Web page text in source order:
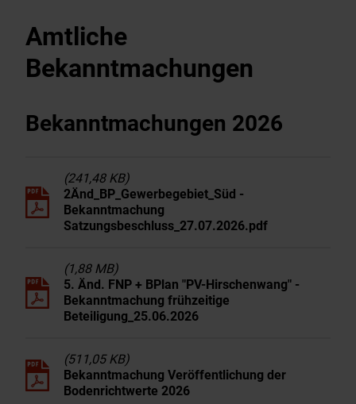
Wirtschaft & Gewerbe
EnergieMonitor
Amtliche
Bekanntmachungen
Bekanntmachungen 2026
(241,48 KB)
2Änd_BP_Gewerbegebiet_Süd -
Bekanntmachung
Satzungsbeschluss_27.07.2026.pdf
(1,88 MB)
5. Änd. FNP + BPlan "PV-Hirschenwang" -
Bekanntmachung frühzeitige
Beteiligung_25.06.2026
(511,05 KB)
Bekanntmachung Veröffentlichung der
Bodenrichtwerte 2026